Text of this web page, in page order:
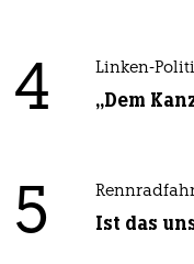
4 Linken-
„Dem
5 Ist das